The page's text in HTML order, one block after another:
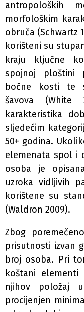
antropoloških
morfološkim
obruča (Schwartz
korišteni su
kraju ključne
spojnoj ploštini
bočne kosti te
šavova (White
karakteristika
sljedećim
50+ godina.
elemenata spol i
osoba je
uzroka vidljivih
korištene su
(Waldron 2009).
Zbog
prisutnosti izvan
broj osoba. Pri
koštani
njihov položaj
procijenjen